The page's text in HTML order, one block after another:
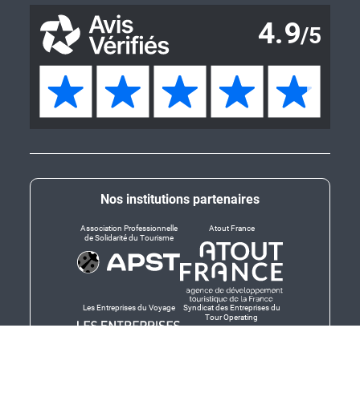
Nos institutions partenaires
Association Professionnelle
de Solidarité du Tourisme
Atout France
Les Entreprises du Voyage
Syndicat des Entreprises du
Tour Operating